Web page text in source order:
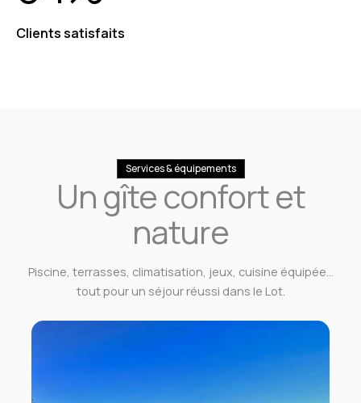
Clients satisfaits
Services & équipements
Un gîte confort et
nature
Piscine, terrasses, climatisation, jeux, cuisine équipée…
tout pour un séjour réussi dans le Lot.